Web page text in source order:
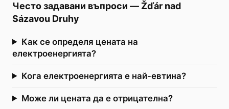
Често задавани въпроси — Žďár nad
Sázavou Druhy
Как се определя цената на
електроенергията?
Кога електроенергията е най-евтина?
Може ли цената да е отрицателна?